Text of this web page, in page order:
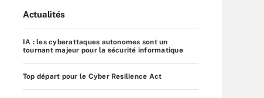
Actualités
IA : les cyberattaques autonomes sont un
tournant majeur pour la sécurité informatique
Top départ pour le Cyber Resilience Act